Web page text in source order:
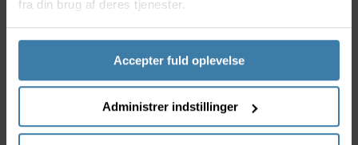
fra din brug af deres tjenester.
Accepter fuld oplevelse
Administrer indstillinger
Continental Kryptotal Rear - Foldedæk er et pålideligt
og holdbart valg til din mountainbike. Dækket er
tubeless ready, egnet til trail/cross country og
elektriske mountainbikes op til 25km/t, har en